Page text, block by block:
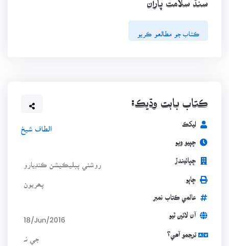
سنڌ سلامت پاران
ڪتاب جو مطالعو ڪريو
ڪتاب بابت وڌيڪ:
ليکڪ الطاف شيخ
ڇپيو ويو
ڇپائيندڙ روشني پبليڪيشن ڪنڊيارو
ڇاپو
عالمي ڪتاب نمبر
آن لائين ٿيو 18/Jun/2016
ترجمو آھي؟